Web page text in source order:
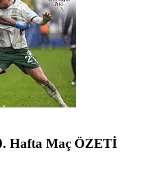
Hafta Maç ÖZETİ